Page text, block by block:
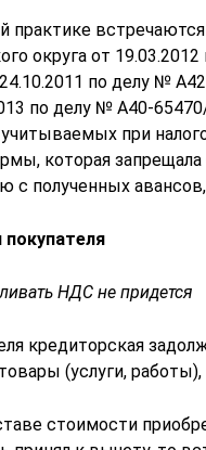
практике
округа от
24.10.2011 по делу №
по делу № А40-
учитываемых при
которая
с полученных
покупателя
НДС не придется
кредиторская
(услуги,
стоимости